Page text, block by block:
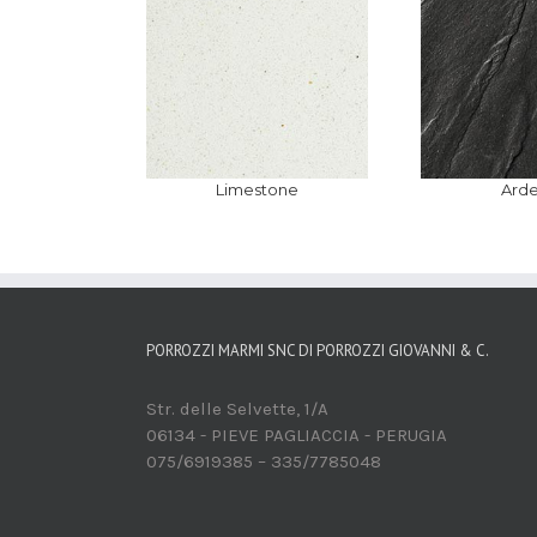
Limestone
PORROZZI MARMI SNC DI PORROZZI GIOVANNI & C.
Str. delle Selvette, 1/A
06134 - PIEVE PAGLIACCIA - PERUGIA
075/6919385 – 335/7785048